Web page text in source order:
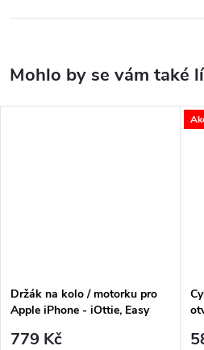
Držák na kolo / motorku pro
Apple iPhone - iOttie, Easy
779 Kč